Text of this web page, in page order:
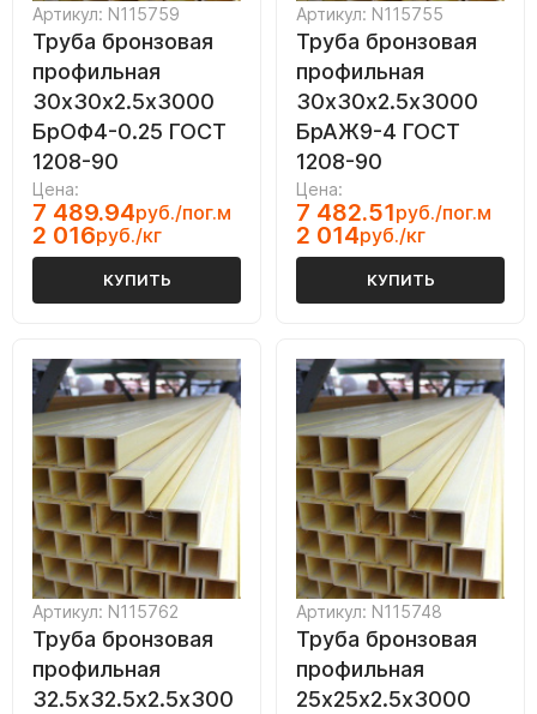
Артикул: N115759
Труба бронзовая
профильная
30х30х2.5х3000
БрОФ4-0.25 ГОСТ
1208-90
Цена:
7 489.94руб./пог.м
2 016руб./кг
КУПИТЬ
Артикул: N115755
Труба бронзовая
профильная
30х30х2.5х3000
БрАЖ9-4 ГОСТ
1208-90
Цена:
7 482.51руб./пог.м
2 014руб./кг
КУПИТЬ
Артикул: N115762
Труба бронзовая
профильная
32.5х32.5х2.5х300
Артикул: N115748
Труба бронзовая
профильная
25х25х2.5х3000